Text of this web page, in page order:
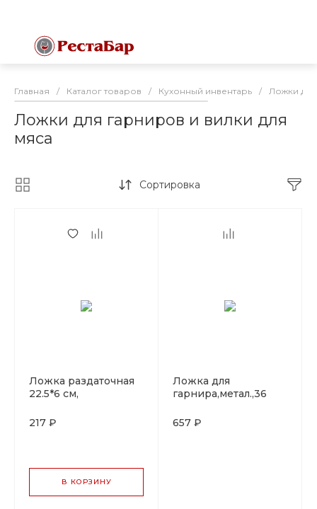
Главная / Каталог товаров / Кухонный инвентарь / Ложки
Ложки для гарниров и вилки для
мяса
Сортировка
Ложка раздаточная
22.5*6 см,
Proff Cuisine
217 ₽
В КОРЗИНУ
Ложка для
гарнира,метал.,36
ручка P.L. Proff
657 ₽